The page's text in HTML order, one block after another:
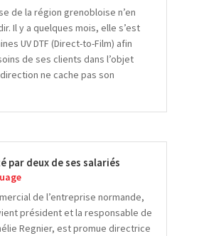
de la région grenobloise n’en
Il y a quelques mois, elle s’est
UV DTF (Direct-to-Film) afin
de ses clients dans l’objet
ne cache pas son
par deux de ses salariés
de l’entreprise normande,
président et la responsable de
Regnier, est promue directrice